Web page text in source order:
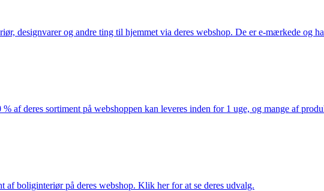
designvarer og andre ting til hjemmet via deres webshop. De er e-mærkede og
af deres sortiment på webshoppen kan leveres inden for 1 uge, og mange af
boliginteriør på deres webshop. Klik her for at se deres udvalg.